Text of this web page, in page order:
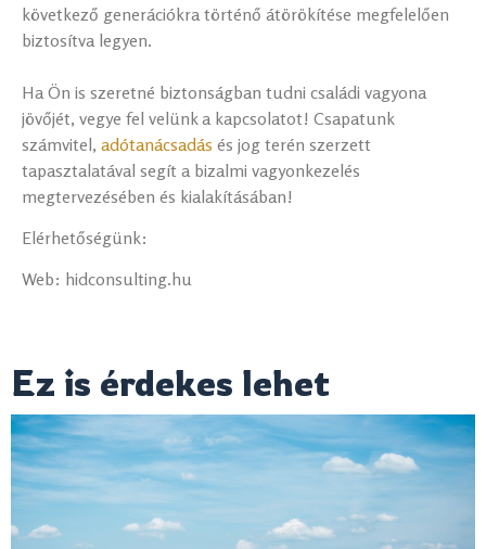
következő generációkra történő átörökítése megfelelően
biztosítva legyen.
Ha Ön is szeretné biztonságban tudni családi vagyona
jövőjét, vegye fel velünk a kapcsolatot! Csapatunk
számvitel, adótanácsadás és jog terén szerzett
tapasztalatával segít a bizalmi vagyonkezelés
megtervezésében és kialakításában!
Elérhetőségünk:
Web: hidconsulting.hu
Ez is érdekes lehet